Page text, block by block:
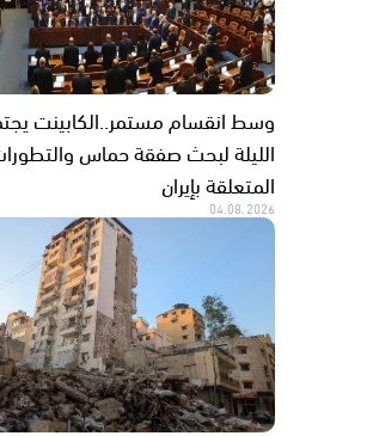
وسط انقسام مستمر..الكابينت
الليلة لبحث صفقة حماس
المتعلقة بإيران
04.08.2026